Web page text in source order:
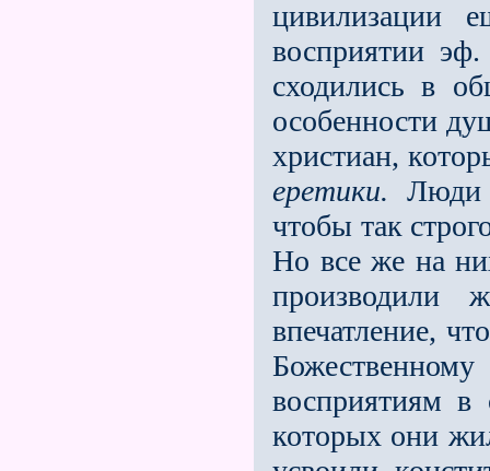
цивилизации
восприятии
сходились в
особенности
христиан,
еретики. Люди
чтобы так
Но все же на
производили
впечатление,
восприятиям в
которых они